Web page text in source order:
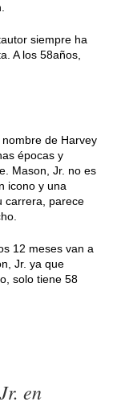
siempre ha
A los 58años,
de Harvey
épocas y
Mason, Jr. no es
icono y una
carrera, parece
12 meses van a
Jr. ya que
solo tiene 58
en